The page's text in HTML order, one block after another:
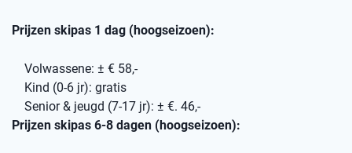
Prijzen skipas 1 dag (hoogseizoen):
Volwassene: ± € 58,-
Kind (0-6 jr): gratis
Senior & jeugd (7-17 jr): ± €. 46,-
Prijzen skipas 6-8 dagen (hoogseizoen):